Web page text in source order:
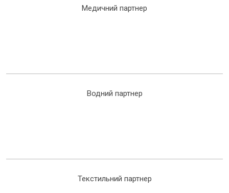
Медичний партнер
Водний партнер
Текстильний партнер